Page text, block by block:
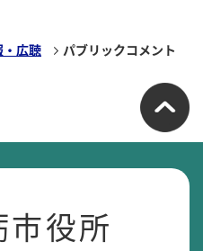
・広聴 パブリックコメント
市役所